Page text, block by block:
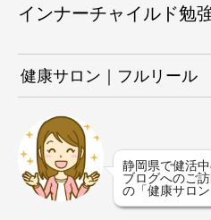
インナーチャイルド勉
健康サロン｜フルリール
静岡県で健活
ブログへのご
の「健康サロ